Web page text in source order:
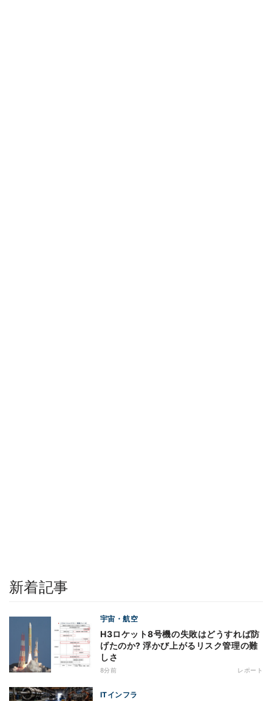
新着記事
宇宙・航空
H3ロケット8号機の失敗はどうすれば防
げたのか? 浮かび上がるリスク管理の難
しさ
8分前 レポート
ITインフラ